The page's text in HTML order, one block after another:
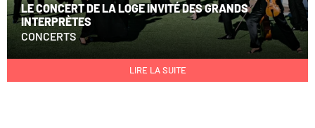
LE CONCERT DE LA LOGE INVITÉ DES GRANDS
INTERPRÈTES
CONCERTS
LIRE LA SUITE